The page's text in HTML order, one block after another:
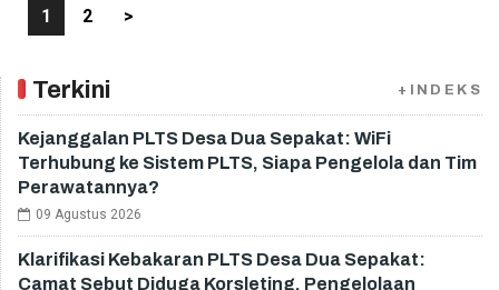
1 2 >
Terkini +INDEKS
Kejanggalan PLTS Desa Dua Sepakat: WiFi
Terhubung ke Sistem PLTS, Siapa Pengelola dan Tim
Perawatannya?
09 Agustus 2026
Klarifikasi Kebakaran PLTS Desa Dua Sepakat:
Camat Sebut Diduga Korsleting, Pengelolaan